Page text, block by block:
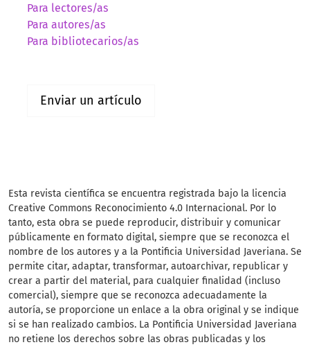
Para lectores/as
Para autores/as
Para bibliotecarios/as
Enviar un artículo
Esta revista científica se encuentra registrada bajo la licencia
Creative Commons Reconocimiento 4.0 Internacional. Por lo
tanto, esta obra se puede reproducir, distribuir y comunicar
públicamente en formato digital, siempre que se reconozca el
nombre de los autores y a la Pontificia Universidad Javeriana. Se
permite citar, adaptar, transformar, autoarchivar, republicar y
crear a partir del material, para cualquier finalidad (incluso
comercial), siempre que se reconozca adecuadamente la
autoría, se proporcione un enlace a la obra original y se indique
si se han realizado cambios. La Pontificia Universidad Javeriana
no retiene los derechos sobre las obras publicadas y los